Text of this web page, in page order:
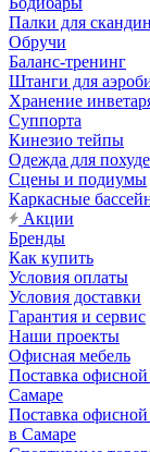
Палки для
Обручи
Баланс-тренинг
Штанги для
Хранение
Суппорта
Кинезио тейпы
Одежда для
Сцены и подиумы
Каркасные
Акции
Бренды
Как купить
Условия оплаты
Условия доставки
Гарантия и сервис
Наши проекты
Офисная мебель
Поставка офисной
Самаре
Поставка
в Самаре